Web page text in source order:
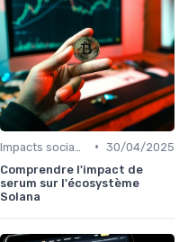
• 30/04/2025
Comprendre l'impact de
serum sur l'écosystème
Solana